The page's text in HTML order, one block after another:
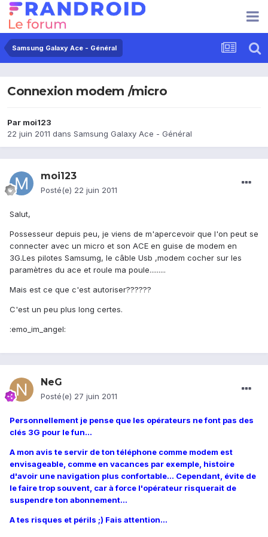
Samsung Galaxy Ace - Général
Connexion modem /micro
Par moi123
22 juin 2011 dans Samsung Galaxy Ace - Général
moi123
Posté(e) 22 juin 2011
Salut,
Possesseur depuis peu, je viens de m'apercevoir que l'on peut se
connecter avec un micro et son ACE en guise de modem en
3G.Les pilotes Samsumg, le câble Usb ,modem cocher sur les
paramètres du ace et roule ma poule.........
Mais est ce que c'est autoriser??????
C'est un peu plus long certes.
:emo_im_angel:
NeG
Posté(e) 27 juin 2011
Personnellement je pense que les opérateurs ne font pas des
clés 3G pour le fun...
A mon avis te servir de ton téléphone comme modem est
envisageable, comme en vacances par exemple, histoire
d'avoir une navigation plus confortable... Cependant, évite de
le faire trop souvent, car à force l'opérateur risquerait de
suspendre ton abonnement...
A tes risques et périls ;) Fais attention...